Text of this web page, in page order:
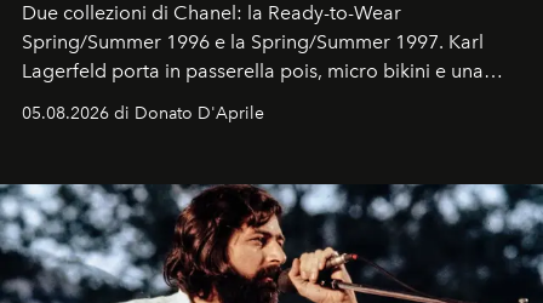
Due collezioni di Chanel: la Ready-to-Wear
Spring/Summer 1996 e la Spring/Summer 1997. Karl
Lagerfeld porta in passerella pois, micro bikini e una
logomania pensata per la spiaggia
Kate, Claudia e Carla una dietro l'altra. Trent'anni dopo,
uno dei documenti più contemporanei che abbiamo.
05.08.2026 di Donato D'Aprile